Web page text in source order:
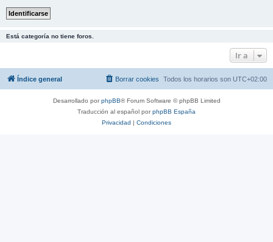
Está categoría no tiene foros.
Ir a
Índice general Todos los horarios son UTC+02:00
Borrar cookies
Desarrollado porphpBB® Forum Software © phpBB Limited
Traducción al español porphpBB España
Privacidad | Condiciones